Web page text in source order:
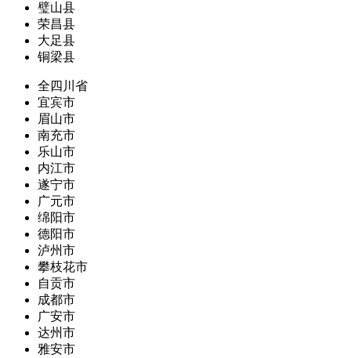
璧山县
荣昌县
大足县
铜梁县
全四川省
宜宾市
眉山市
南充市
乐山市
内江市
遂宁市
广元市
绵阳市
德阳市
泸州市
攀枝花市
自贡市
成都市
广安市
达州市
雅安市